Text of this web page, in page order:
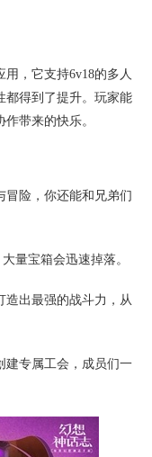
，它支持6v18的多人
都得到了提升。玩家能
带来的快乐。
冒险，你还能和兄弟们
量宝箱会迅速掉落。
造出最强的战斗力，从
建专属工会，成员们一